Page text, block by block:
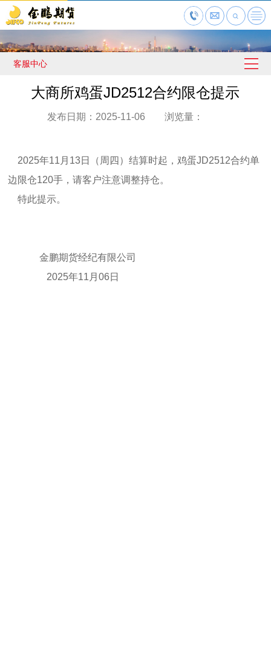
客服中心
大商所鸡蛋JD2512合约限仓提示
发布日期：2025-11-06 浏览量：
2025年11月13日（周四）结算时起，鸡蛋JD2512合约单
边限仓120手，请客户注意调整持仓。
特此提示。
金鹏期货经纪有限公司
2025年11月06日